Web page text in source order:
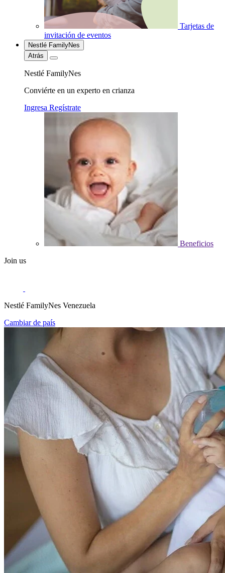
Tarjetas de
invitación de eventos
Nestlé FamilyNes
Atrás
Nestlé FamilyNes
Conviérte en un experto en crianza
Ingresa Regístrate
Beneficios
Join us
Nestlé FamilyNes Venezuela
Cambiar de país